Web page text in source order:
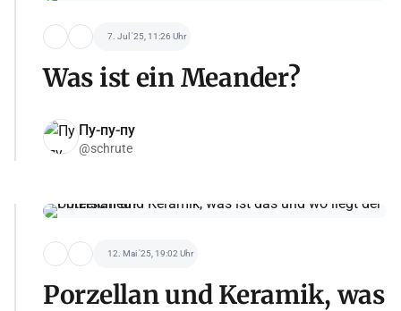
7. Jul '25, 11:26 Uhr
Was ist ein Meander?
Пу-пу-пу
@schrute
12. Mai '25, 19:02 Uhr
Porzellan und Keramik, was